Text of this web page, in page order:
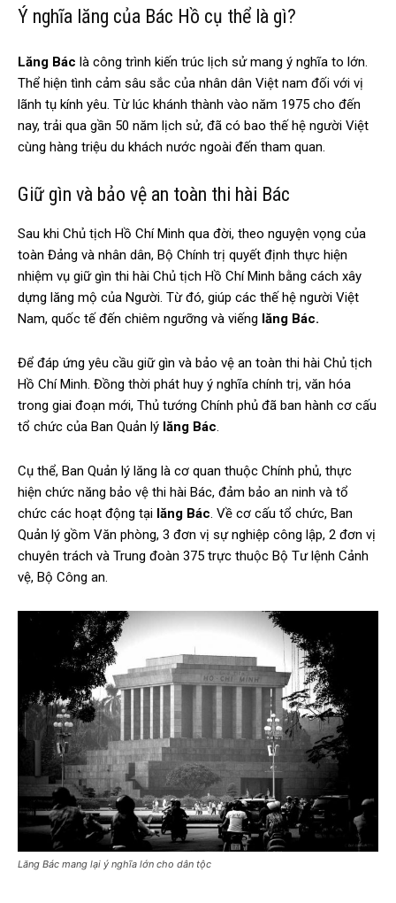
Ý nghĩa lăng của Bác Hồ cụ thể là gì?
Lăng Bác là công trình kiến trúc lịch sử mang ý nghĩa to lớn.
Thể hiện tình cảm sâu sắc của nhân dân Việt nam đối với vị
lãnh tụ kính yêu. Từ lúc khánh thành vào năm 1975 cho đến
nay, trải qua gần 50 năm lịch sử, đã có bao thế hệ người Việt
cùng hàng triệu du khách nước ngoài đến tham quan.
Giữ gìn và bảo vệ an toàn thi hài Bác
Sau khi Chủ tịch Hồ Chí Minh qua đời, theo nguyện vọng của
toàn Đảng và nhân dân, Bộ Chính trị quyết định thực hiện
nhiệm vụ giữ gìn thi hài Chủ tịch Hồ Chí Minh bằng cách xây
dựng lăng mộ của Người. Từ đó, giúp các thế hệ người Việt
Nam, quốc tế đến chiêm ngưỡng và viếng lăng Bác.
Để đáp ứng yêu cầu giữ gìn và bảo vệ an toàn thi hài Chủ tịch
Hồ Chí Minh. Đồng thời phát huy ý nghĩa chính trị, văn hóa
trong giai đoạn mới, Thủ tướng Chính phủ đã ban hành cơ cấu
tổ chức của Ban Quản lý lăng Bác
Cụ thể, Ban Quản lý lăng là cơ quan thuộc Chính phủ, thực
hiện chức năng bảo vệ thi hài Bác, đảm bảo an ninh và tổ
chức các hoạt động tại lăng Bác . Về cơ cấu tổ chức, Ban
Quản lý gồm Văn phòng, 3 đơn vị sự nghiệp công lập, 2 đơn vị
chuyên trách và Trung đoàn 375 trực thuộc Bộ Tư lệnh Cảnh
vệ, Bộ Công an.
Lăng Bác mang lại ý nghĩa lớn cho dân tộc